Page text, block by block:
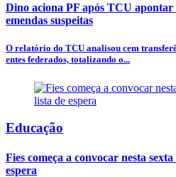
Dino aciona PF após TCU apontar
emendas suspeitas
O relatório do TCU analisou cem
entes federados, totalizando o...
Educação
Fies começa a convocar nesta
espera